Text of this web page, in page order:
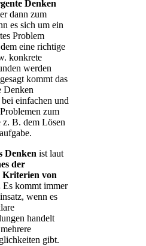
Denken
dann zum
es sich um ein
Problem
eine richtige
konkrete
werden
kommt das
Denken
einfachen und
zum
z. B. dem Lösen
Denken ist laut
der
Kriterien von
Es kommt immer
wenn es
handelt
gibt.